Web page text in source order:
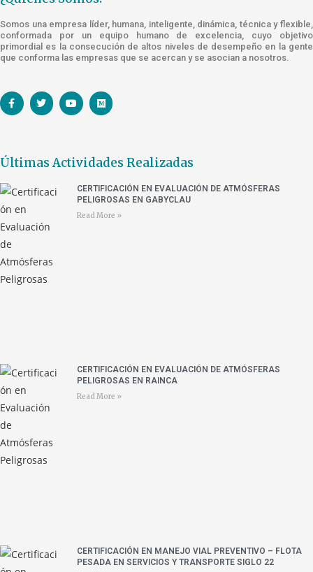
Somos una empresa líder, humana, inteligente, dinámica, técnica y flexible,
conformada por un equipo humano de excelencia, cuyo objetivo
primordial es la consecución de altos niveles de desempeño en la gente
que conforma las empresas que se acercan y se asocian a nosotros.
Últimas Actividades Realizadas
CERTIFICACIÓN EN EVALUACIÓN DE ATMÓSFERAS
PELIGROSAS EN GABYCLAU
Read More »
CERTIFICACIÓN EN EVALUACIÓN DE ATMÓSFERAS
PELIGROSAS EN RAINCA
Read More »
CERTIFICACIÓN EN MANEJO VIAL PREVENTIVO – FLOTA
PESADA EN SERVICIOS Y TRANSPORTE SIGLO 22